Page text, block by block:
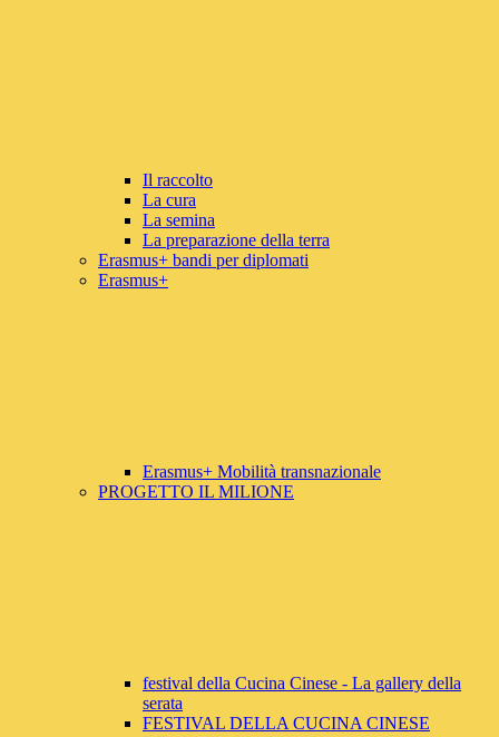
Il raccolto
La cura
La semina
La preparazione della terra
Erasmus+ bandi per diplomati
Erasmus+
Erasmus+ Mobilità transnazionale
PROGETTO IL MILIONE
festival della Cucina Cinese - La gallery della
serata
FESTIVAL DELLA CUCINA CINESE